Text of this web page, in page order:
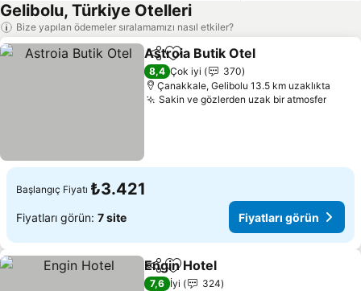
Gelibolu, Türkiye Otelleri
Bize yapılan ödemeler sıralamamızı nasıl etkiler?
PaylaşFavorilerime ekle
Astroia Butik Otel
8,4 Çok iyi
370
Çanakkale, Gelibolu 13.5 km uzaklıkta
Sakin ve gözlerden uzak bir atmosfer
Başlangıç Fiyatı ₺3.421
Fiyatları görün: 7 site Fiyatları görün
PaylaşFavorilerime ekle
Engin Hotel
7,6 İyi
324